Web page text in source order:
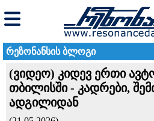
რეზონანსის ბლოგი
(ვიდეო) კიდევ ერთი
თბილისში - კადრები,
ადგილიდან